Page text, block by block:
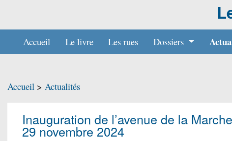
Accueil Le livre Les rues Dossiers
Accueil > Actualités
Inauguration de l’avenue de la
29 novembre 2024